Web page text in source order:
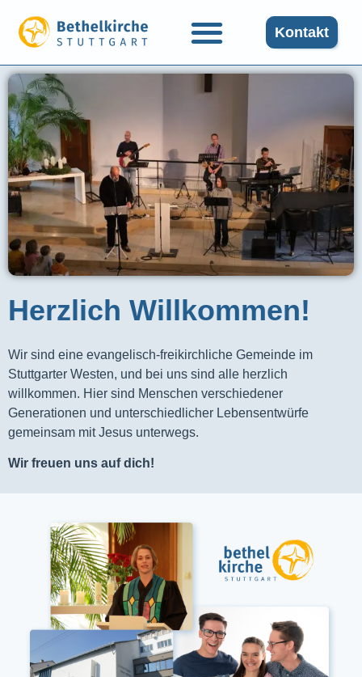
Kontakt
Herzlich Willkommen!
Wir sind eine evangelisch-freikirchliche Gemeinde im
Stuttgarter Westen, und bei uns sind alle herzlich
willkommen. Hier sind Menschen verschiedener
Generationen und unterschiedlicher Lebensentwürfe
gemeinsam mit Jesus unterwegs.
Wir freuen uns auf dich!